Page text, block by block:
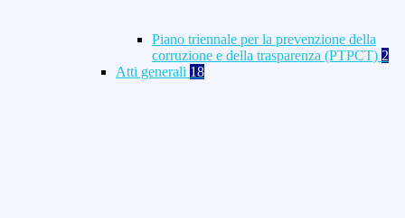
Piano triennale per la prevenzione della
corruzione e della trasparenza (PTPCT) 2
Atti generali 18